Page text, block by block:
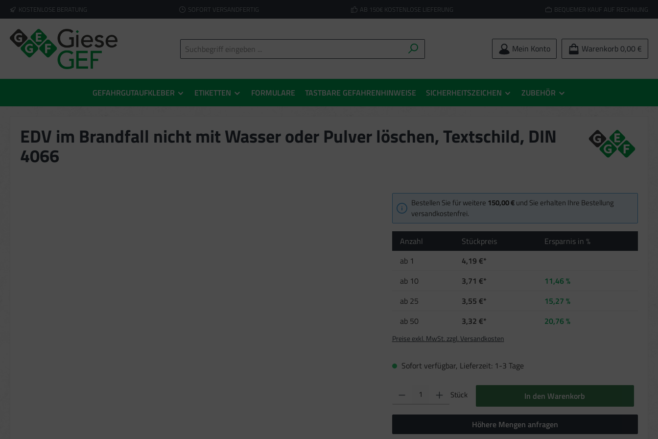
Zur Hauptnavigation springen
KOSTENLOSE BERATUNG SOFORT VERSANDFERTIG AB 150€ KOSTENLOSE LIEFERUNG BEQUEMER KAUF AUF RECHNUNG
Mein Konto Warenkorb 0,00 €
GEFAHRGUTAUFKLEBER ETIKETTEN FORMULARE TASTBARE GEFAHRENHINWEISE SICHERHEITSZEICHEN ZUBEHÖR
EDV im Brandfall nicht mit Wasser oder Pulver löschen, Textschild, DIN
4066
Bestellen Sie für weitere 150,00 €und Sie erhalten Ihre Bestellung
versandkostenfrei.
Anzahl Stückpreis
Ersparnis in %
ab 1
4,19 €*
ab 10 3,71 €*
11,46 %
ab 25 3,55 €*
15,27 %
ab 50 3,32 €* 20,76 %
Preise exkl. MwSt. zzgl. Versandkosten
Sofort verfügbar, Lieferzeit: 1-3 Tage
Produkt Anzahl: Gib den gewünschten Wert ein oder benutze die Schaltflächen um die Anzahl zu erhöhen
Stück In den Warenkorb
Höhere Mengen anfragen